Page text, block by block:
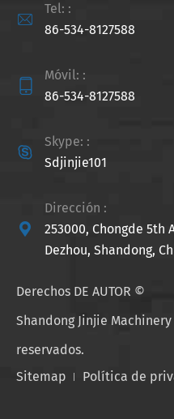

Tel: :
86-534-8127588

Móvil: :
86-534-8127588

Skype: :
Sdjinjie101

Dirección :
253000, Chongde 5th
Dezhou, Shandong,
Derechos DE AUTOR ©
Shandong Jinjie Machinery
reservados.
Sitemap
Política de